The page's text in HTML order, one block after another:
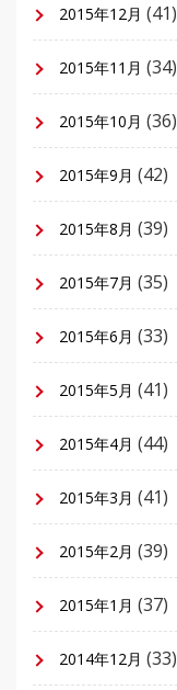
2015年12月 (41)
2015年11月 (34)
2015年10月 (36)
2015年9月 (42)
2015年8月 (39)
2015年7月 (35)
2015年6月 (33)
2015年5月 (41)
2015年4月 (44)
2015年3月 (41)
2015年2月 (39)
2015年1月 (37)
2014年12月 (33)